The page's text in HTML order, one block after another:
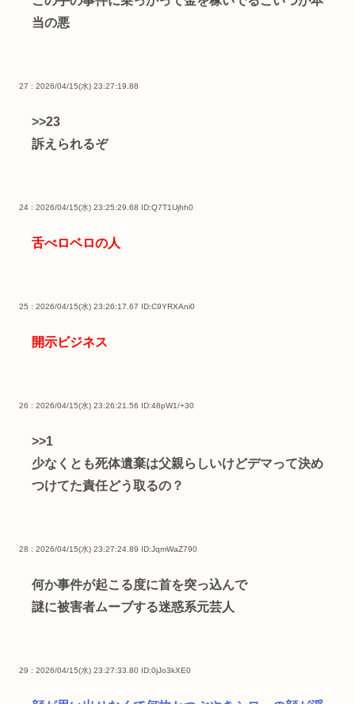
当の悪
27 : 2026/04/15(水) 23:27:19.88
>>23
訴えられるぞ
24 : 2026/04/15(水) 23:25:29.68 ID:Q7T1Ujhh0
舌べロベロの人
25 : 2026/04/15(水) 23:26:17.67 ID:C9YRXAni0
開示ビジネス
26 : 2026/04/15(水) 23:26:21.56 ID:48pW1/+30
>>1
少なくとも死体遺棄は父親らしいけどデマって決め
つけてた責任どう取るの？
28 : 2026/04/15(水) 23:27:24.89 ID:JqmWaZ790
何か事件が起こる度に首を突っ込んで
謎に被害者ムーブする迷惑系元芸人
29 : 2026/04/15(水) 23:27:33.80 ID:0jJo3kXE0